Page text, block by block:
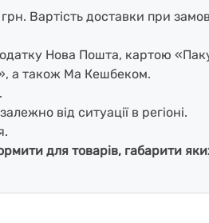
Вартість доставки при
Нова Пошта, картою
а також Ма Кешбеком.
від ситуації в регіоні.
для товарів, габарити